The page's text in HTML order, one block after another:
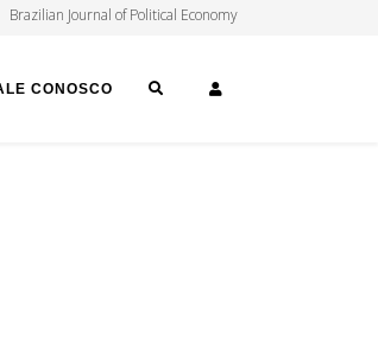
Brazilian Journal of Political Economy
CONOSCO SEARCH